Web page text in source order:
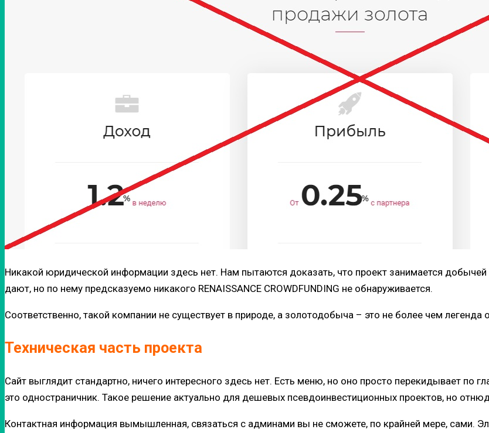
Никакой юридической информации здесь нет. Нам пытаются доказать, что проект занимается
дают, но по нему предсказуемо никакого RENAISSANCE CROWDFUNDING не обнаруживается.
Соответственно, такой компании не существует в природе, а золотодобыча – это не более чем
Техническая часть проекта
Сайт выглядит стандартно, ничего интересного здесь нет. Есть меню, но оно просто перекидывает по
это одностраничник. Такое решение актуально для дешевых псевдоинвестиционных проектов, но
Контактная информация вымышленная, связаться с админами вы не сможете, по крайней мере, сами.